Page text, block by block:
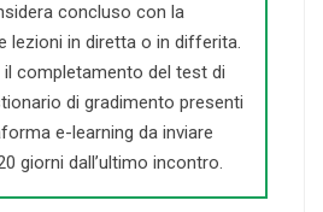
concluso con la
lezioni in diretta o in differita.
il completamento del test di
di gradimento presenti
e-learning da inviare
giorni dall’ultimo incontro.